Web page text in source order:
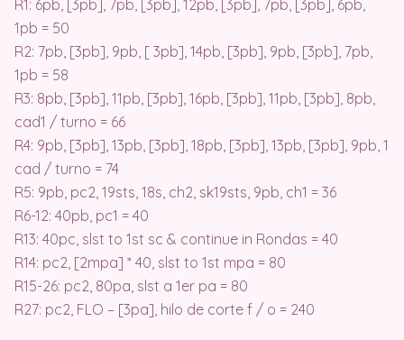
R1: 6pb, [3pb], 7pb, [3pb], 12pb, [3pb], 7pb, [3pb], 6pb,
1pb = 50
R2: 7pb, [3pb], 9pb, [ 3pb], 14pb, [3pb], 9pb, [3pb], 7pb,
1pb = 58
R3: 8pb, [3pb], 11pb, [3pb], 16pb, [3pb], 11pb, [3pb], 8pb,
cad1 / turno = 66
R4: 9pb, [3pb], 13pb, [3pb], 18pb, [3pb], 13pb, [3pb], 9pb, 1
cad / turno = 74
R5: 9pb, pc2, 19sts, 18s, ch2, sk19sts, 9pb, ch1 = 36
R6-12: 40pb, pc1 = 40
R13: 40pc, slst to 1st sc & continue in Rondas = 40
R14: pc2, [2mpa] * 40, slst to 1st mpa = 80
R15-26: pc2, 80pa, slst a 1er pa = 80
R27: pc2, FLO – [3pa], hilo de corte f / o = 240